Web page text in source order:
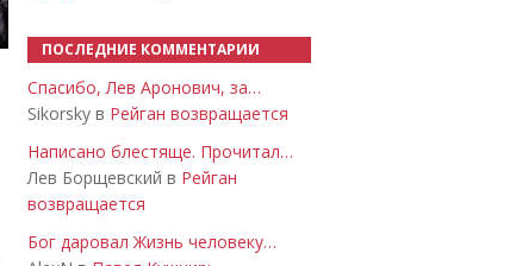
ПОСЛЕДНИЕ КОММЕНТАРИИ
Спасибо, Лев Аронович, за…
Sikorsky в Рейган возвращается
Написано блестяще. Прочитал…
Лев Борщевский в Рейган
возвращается
Бог даровал Жизнь человеку…